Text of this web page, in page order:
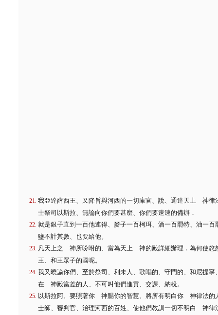
我亞達薛西王、又降旨與河西的一切庫官、說、通達天上 神律
士祭司以斯拉、無論向你們要甚麼、你們要速速的備辦．
就是銀子直到一百他連得、麥子一百柯珥、酒一百罷特、油一百
鹽不計其數、也要給他。
凡天上之 神所吩咐的、當為天上 神的殿詳細辦理．為何使忿
王、和王眾子的國呢。
我又曉諭你們、至於祭司、利未人、歌唱的、守門的、和尼提寧
在 神殿當差的人、不可叫他們進貢、交課、納稅。
以斯拉阿、要照著你 神賜你的智慧、將所有明白你 神律法的
士師、審判官、治理河西的百姓、使他們教訓一切不明白 神律